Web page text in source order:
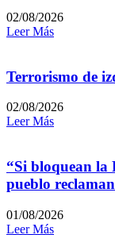
02/08/2026
Leer Más
Terrorismo de
02/08/2026
Leer Más
“Si bloquean la
pueblo
01/08/2026
Leer Más